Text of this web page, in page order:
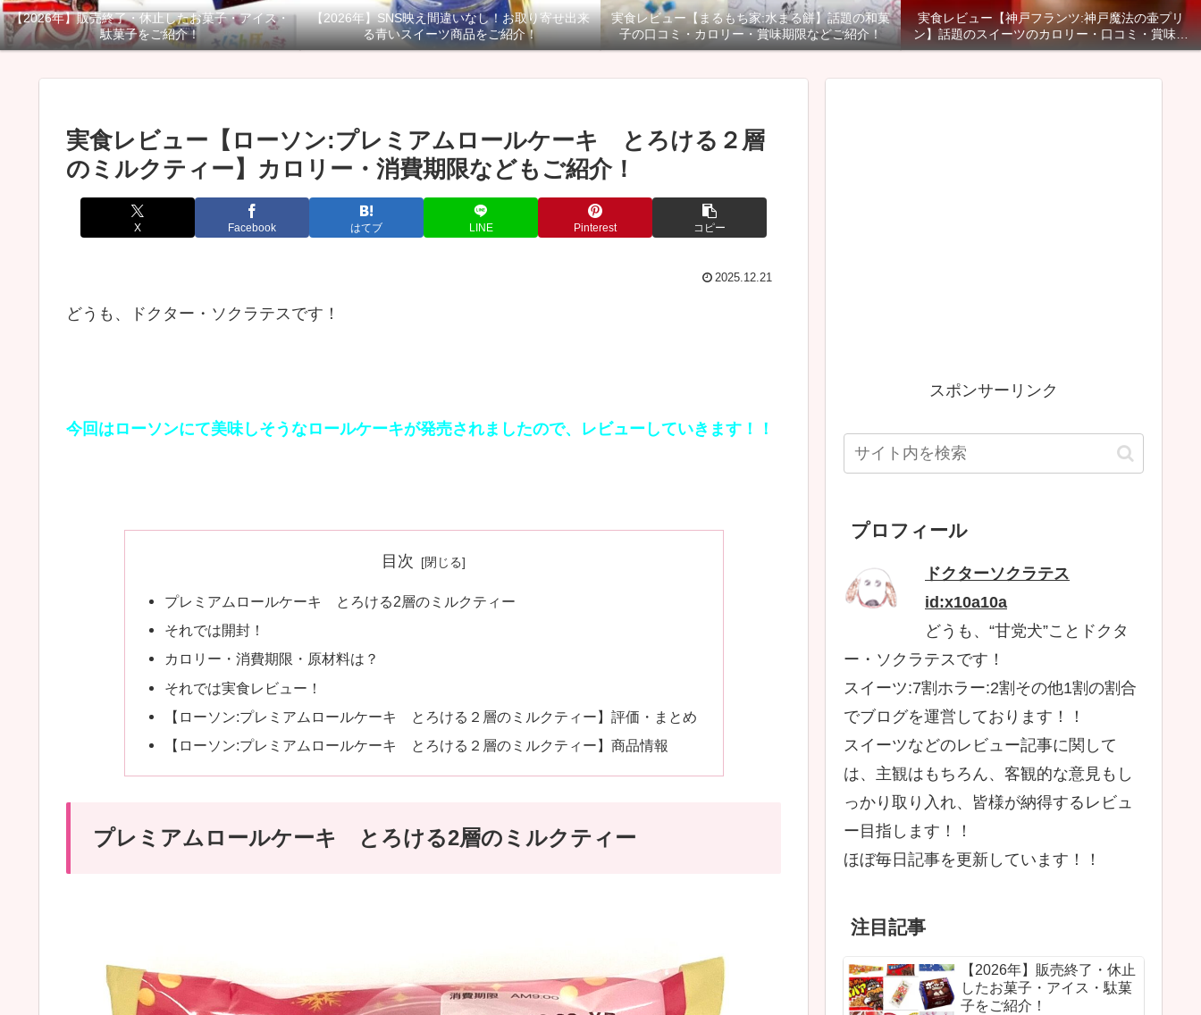
【2026年】販売終了・休止したお菓子・アイス・
駄菓子をご紹介！
【2026年】SNS映え間違いなし！お取り寄せ出来
る青いスイーツ商品をご紹介！
実食レビュー【まるもち家:水まる餅】話題の和菓
子の口コミ・カロリー・賞味期限などご紹介！
実食レビュー【神戸フランツ:神戸魔法の壷プリ
ン】話題のスイーツのカロリー・口コミ・賞味期
限などご紹介！
実食レビュー【ローソン:プレミアムロールケーキ とろける２層
のミルクティー】カロリー・消費期限などもご紹介！
X Facebook はてブ LINE Pinterest コピー
2025.12.21
どうも、ドクター・ソクラテスです！
今回はローソンにて美味しそうなロールケーキが発売されましたので、レビューしていきます！！
目次
プレミアムロールケーキ とろける2層のミルクティー
それでは開封！
カロリー・消費期限・原材料は？
それでは実食レビュー！
【ローソン:プレミアムロールケーキ とろける２層のミルクティー】評価・まとめ
【ローソン:プレミアムロールケーキ とろける２層のミルクティー】商品情報
プレミアムロールケーキ とろける2層のミルクティー
スポンサーリンク
プロフィール
ドクターソクラテス
id:x10a10a
どうも、“甘党犬”ことドクタ
ー・ソクラテスです！
スイーツ:7割ホラー:2割その他1割の割合
でブログを運営しております！！
スイーツなどのレビュー記事に関して
は、主観はもちろん、客観的な意見もし
っかり取り入れ、皆様が納得するレビュ
ー目指します！！
ほぼ毎日記事を更新しています！！
注目記事
【2026年】販売終了・休止
したお菓子・アイス・駄菓
子をご紹介！